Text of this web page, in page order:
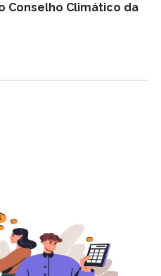
Conselho Climático da